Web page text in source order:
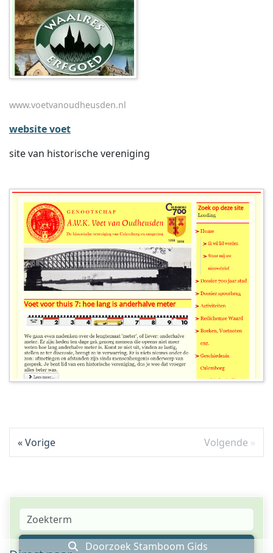
www.voetvanoudheusden.nl
website voet
site van historische vereniging
Vorige Volgende
Doorzoek Stamboom Gids